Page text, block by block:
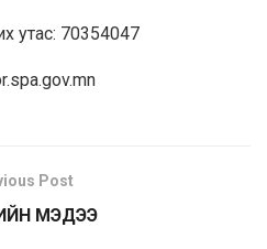
утас: 70354047
Post
МЭДЭЭ